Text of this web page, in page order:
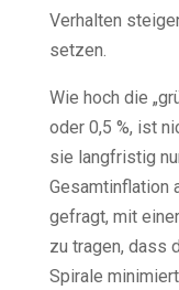
Verhalten
setzen.
Wie hoch die
oder 0,5 %, ist
sie langfristig
Gesamtinflation
gefragt, mit
zu tragen, dass
Spirale